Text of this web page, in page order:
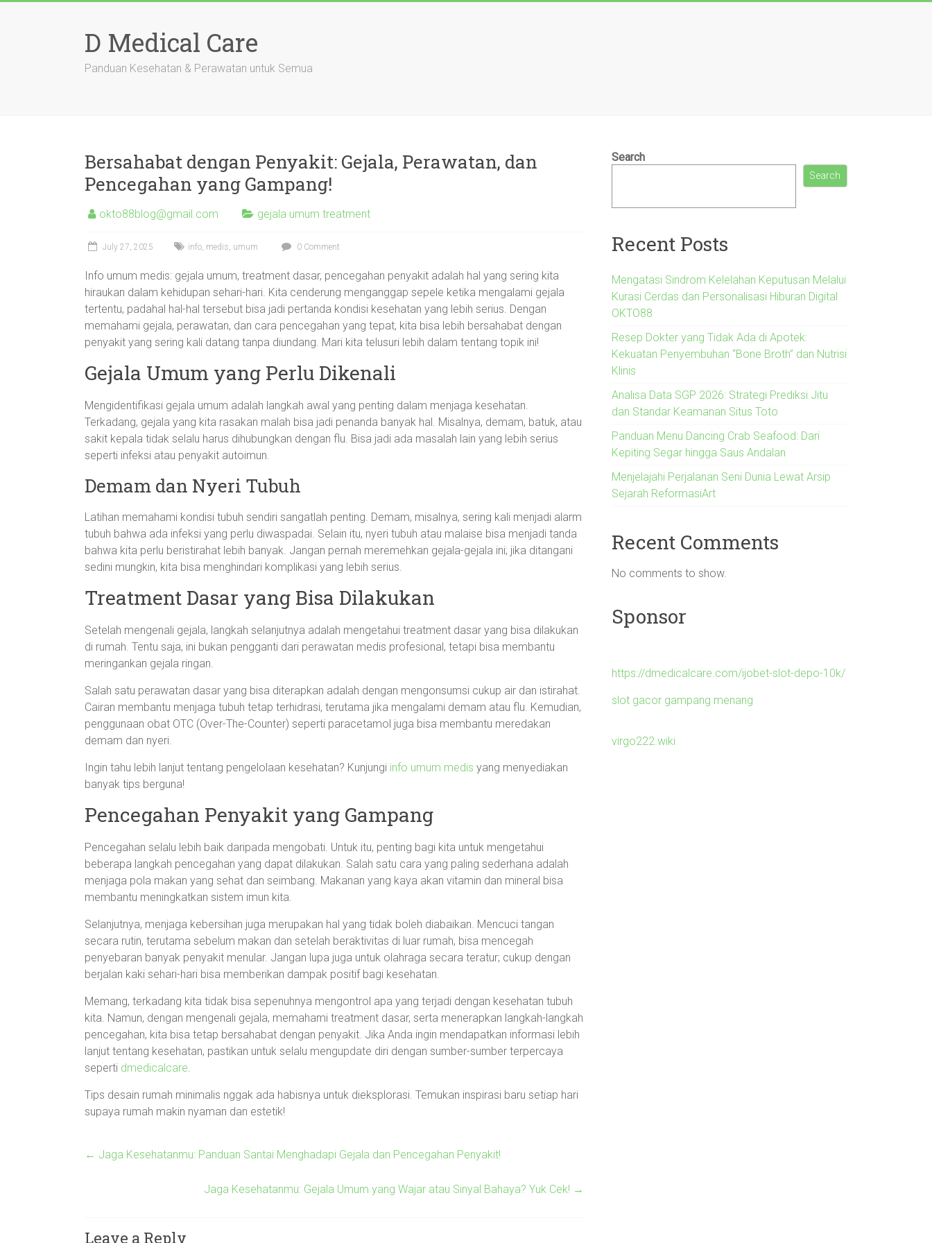
D Medical Care
Panduan Kesehatan & Perawatan untuk Semua
Bersahabat dengan Penyakit: Gejala, Perawatan, dan
Pencegahan yang Gampang!
okto88blog@gmail.com gejala umum treatment
July 27, 2025 info, medis, umum 0 Comment
Info umum medis: gejala umum, treatment dasar, pencegahan penyakit adalah hal yang sering kita
hiraukan dalam kehidupan sehari-hari. Kita cenderung menganggap sepele ketika mengalami gejala
tertentu, padahal hal-hal tersebut bisa jadi pertanda kondisi kesehatan yang lebih serius. Dengan
memahami gejala, perawatan, dan cara pencegahan yang tepat, kita bisa lebih bersahabat dengan
penyakit yang sering kali datang tanpa diundang. Mari kita telusuri lebih dalam tentang topik ini!
Gejala Umum yang Perlu Dikenali
Mengidentifikasi gejala umum adalah langkah awal yang penting dalam menjaga kesehatan.
Terkadang, gejala yang kita rasakan malah bisa jadi penanda banyak hal. Misalnya, demam, batuk, atau
sakit kepala tidak selalu harus dihubungkan dengan flu. Bisa jadi ada masalah lain yang lebih serius
seperti infeksi atau penyakit autoimun.
Demam dan Nyeri Tubuh
Latihan memahami kondisi tubuh sendiri sangatlah penting. Demam, misalnya, sering kali menjadi alarm
tubuh bahwa ada infeksi yang perlu diwaspadai. Selain itu, nyeri tubuh atau malaise bisa menjadi tanda
bahwa kita perlu beristirahat lebih banyak. Jangan pernah meremehkan gejala-gejala ini; jika ditangani
sedini mungkin, kita bisa menghindari komplikasi yang lebih serius.
Treatment Dasar yang Bisa Dilakukan
Setelah mengenali gejala, langkah selanjutnya adalah mengetahui treatment dasar yang bisa dilakukan
di rumah. Tentu saja, ini bukan pengganti dari perawatan medis profesional, tetapi bisa membantu
meringankan gejala ringan.
Salah satu perawatan dasar yang bisa diterapkan adalah dengan mengonsumsi cukup air dan istirahat.
Cairan membantu menjaga tubuh tetap terhidrasi, terutama jika mengalami demam atau flu. Kemudian,
penggunaan obat OTC (Over-The-Counter) seperti paracetamol juga bisa membantu meredakan
demam dan nyeri.
Ingin tahu lebih lanjut tentang pengelolaan kesehatan? Kunjungi info umum medis yang menyediakan
banyak tips berguna!
Pencegahan Penyakit yang Gampang
Pencegahan selalu lebih baik daripada mengobati. Untuk itu, penting bagi kita untuk mengetahui
beberapa langkah pencegahan yang dapat dilakukan. Salah satu cara yang paling sederhana adalah
menjaga pola makan yang sehat dan seimbang. Makanan yang kaya akan vitamin dan mineral bisa
membantu meningkatkan sistem imun kita.
Selanjutnya, menjaga kebersihan juga merupakan hal yang tidak boleh diabaikan. Mencuci tangan
secara rutin, terutama sebelum makan dan setelah beraktivitas di luar rumah, bisa mencegah
penyebaran banyak penyakit menular. Jangan lupa juga untuk olahraga secara teratur; cukup dengan
berjalan kaki sehari-hari bisa memberikan dampak positif bagi kesehatan.
Memang, terkadang kita tidak bisa sepenuhnya mengontrol apa yang terjadi dengan kesehatan tubuh
kita. Namun, dengan mengenali gejala, memahami treatment dasar, serta menerapkan langkah-langkah
pencegahan, kita bisa tetap bersahabat dengan penyakit. Jika Anda ingin mendapatkan informasi lebih
lanjut tentang kesehatan, pastikan untuk selalu mengupdate diri dengan sumber-sumber terpercaya
seperti dmedicalcare.
Tips desain rumah minimalis nggak ada habisnya untuk dieksplorasi. Temukan inspirasi baru setiap hari
supaya rumah makin nyaman dan estetik!
← Jaga Kesehatanmu: Panduan Santai Menghadapi Gejala dan Pencegahan Penyakit!
Jaga Kesehatanmu: Gejala Umum yang Wajar atau Sinyal Bahaya? Yuk Cek! →
Leave a Reply
Search
Search
Recent Posts
Mengatasi Sindrom Kelelahan Keputusan Melalui
Kurasi Cerdas dan Personalisasi Hiburan Digital
OKTO88
Resep Dokter yang Tidak Ada di Apotek:
Kekuatan Penyembuhan “Bone Broth” dan Nutrisi
Klinis
Analisa Data SGP 2026: Strategi Prediksi Jitu
dan Standar Keamanan Situs Toto
Panduan Menu Dancing Crab Seafood: Dari
Kepiting Segar hingga Saus Andalan
Menjelajahi Perjalanan Seni Dunia Lewat Arsip
Sejarah ReformasiArt
Recent Comments
No comments to show.
Sponsor
https://dmedicalcare.com/ijobet-slot-depo-10k/
slot gacor gampang menang
virgo222.wiki